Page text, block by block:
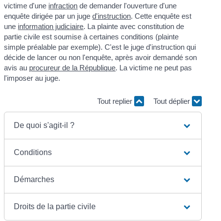
victime d'une infraction de demander l'ouverture d'une
enquête dirigée par un juged'instruction. Cette enquête est
une information judiciaire. La plainte avec constitution de
partie civile est soumise à certaines conditions (plainte
simple préalable par exemple). C'est le juge d'instruction qui
décide de lancer ou non l'enquête, après avoir demandé son
avis au procureur de la République. La victime ne peut pas
l'imposer au juge.
Tout replier Tout déplier
De quoi s'agit-il ?
Conditions
Démarches
Droits de la partie civile